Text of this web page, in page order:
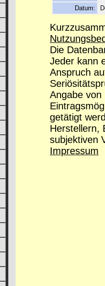
Datum:
Die
Jeder kann
Anspruch
Angabe von
getätigt
Herstellern,
subjektiven
Impressum